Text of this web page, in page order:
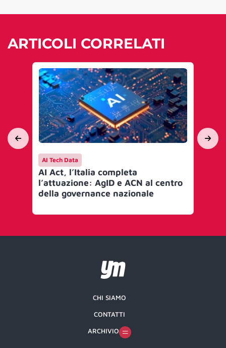
ARTICOLI CORRELATI
AI Tech Data
AI Act, l’Italia completa
l’attuazione: AgID e ACN al centro
della governance nazionale
CHI SIAMO
CONTATTI
ARCHIVIO